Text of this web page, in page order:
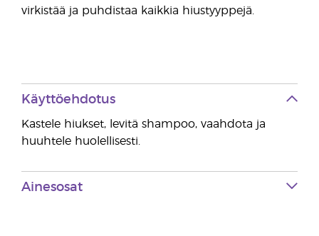
virkistää ja puhdistaa kaikkia hiustyyppejä.
Käyttöehdotus
Kastele hiukset, levitä shampoo, vaahdota ja
huuhtele huolellisesti.
Ainesosat